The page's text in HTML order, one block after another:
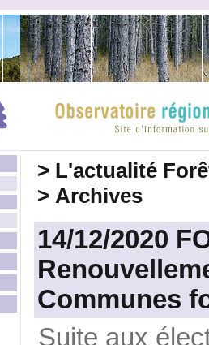
> L'actualité
> Archives
14/12/2020
Communes
Suite aux